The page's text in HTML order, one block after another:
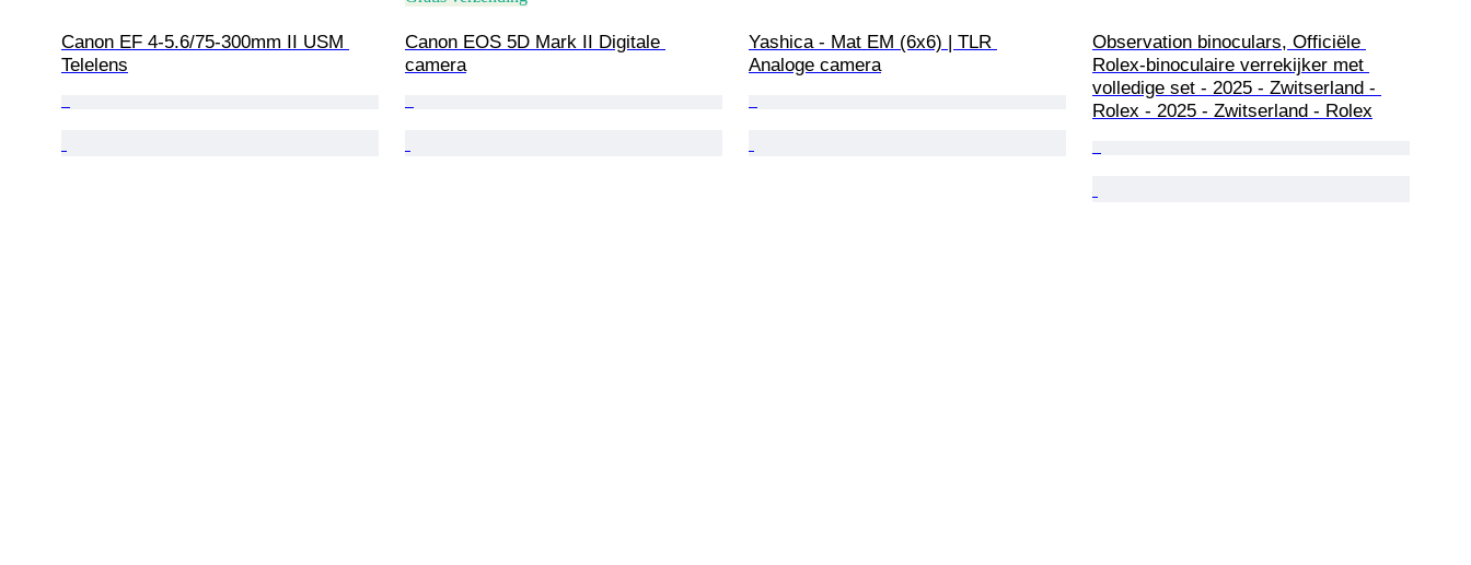
Canon EF 4-5.6/75-300mm II USM
Telelens
Canon EOS 5D Mark II Digitale
camera
Yashica - Mat EM (6x6) | TLR
Analoge camera
Observation binoculars, Officiële
Rolex-binoculaire verrekijker met
volledige set - 2025 - Zwitserland -
Rolex - 2025 - Zwitserland - Rolex